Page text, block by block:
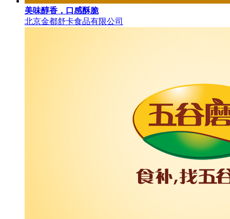
美味醇香，口感酥脆
北京金都舒卡食品有限公司